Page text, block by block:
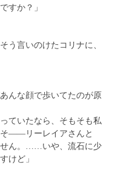
すか？」
う言いのけたコリナに、
んな顔で歩いてたのが原
ていたなら、そもそも私
そ――リーレイアさんと
ん。……いや、流石に少
けど」